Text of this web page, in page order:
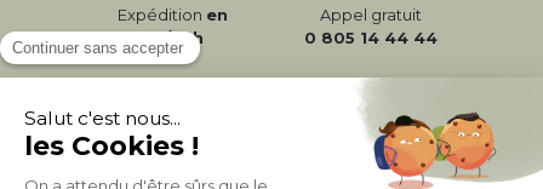
Expédition en
24/72h
Appel gratuit
0 805 14 44 44
À PROPOS DE MILIBOO